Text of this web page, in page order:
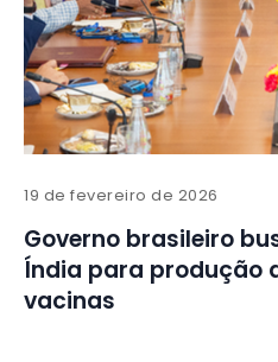
19 de fevereiro de 2026
Governo brasileiro
Índia para produção
vacinas